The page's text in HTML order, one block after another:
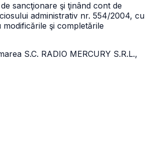
sancţionare şi ţinând cont de
administrativ nr. 554/2004, cu
şi completările
S.C. RADIO MERCURY S.R.L.,